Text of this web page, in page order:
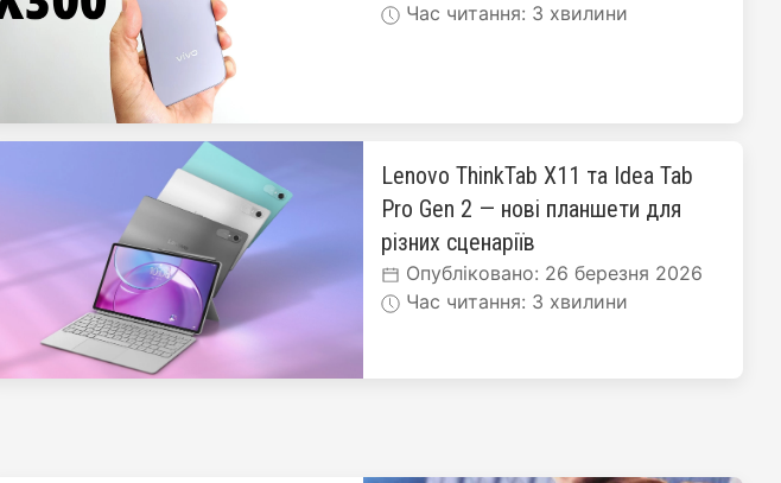
Час читання: 3 хвилини
Lenovo ThinkTab X11 та Idea Tab
Pro Gen 2 — нові планшети для
різних сценаріїв
Опубліковано: 26 березня 2026
Час читання: 3 хвилини